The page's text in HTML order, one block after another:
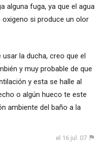
alguna fuga, ya que el agua
si produce un olor
la ducha, creo que el
y muy probable de que
y esta se halle al
o algún hueco te este
ambiente del baño a la
el 16 jul. 07